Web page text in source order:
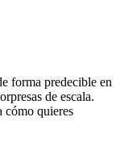
forma predecible en
de escala.
cómo quieres